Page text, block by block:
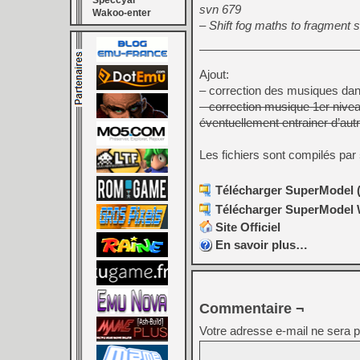
Wakoo-enter
svn 679
– Shift fog maths to fragment
Ajout:
– correction des musiques
– correction musique 1er
éventuellement entrainer
Les fichiers sont compilés par
Télécharger SuperModel
Télécharger SuperModel
Site Officiel
En savoir plus…
Commentaire ¬
Votre adresse e-mail ne sera